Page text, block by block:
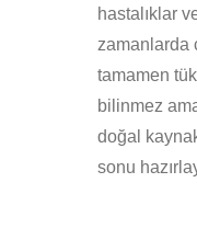
hastalıklar
zamanlarda
tamamen
bilinmez
doğal
sonu